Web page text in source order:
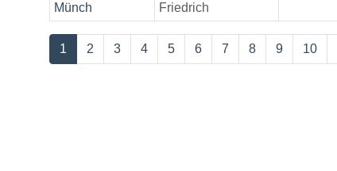
Münch
Friedrich
1 2 3 4 5 6 7 8 9 10